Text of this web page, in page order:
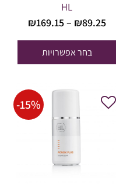
HL
₪89.25
–
₪169.15
⁦₪169.15⁩
בחר אפשרויות
-15%